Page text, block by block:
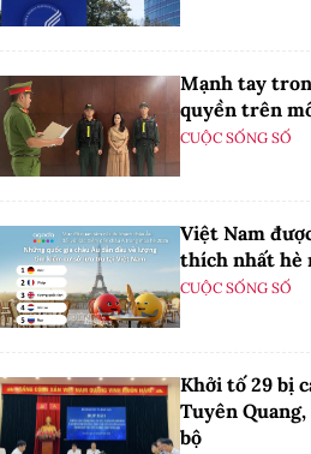
Mạnh tay
quyền trên
CUỘC SỐNG SỐ
Việt Nam
thích nhất hè
CUỘC SỐNG SỐ
Khởi tố 29 bị
Tuyên
bộ